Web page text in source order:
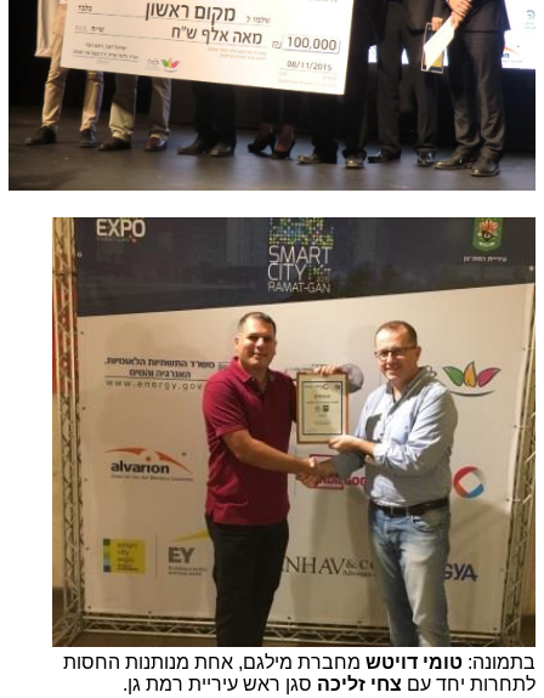
בתמונה: טומי דויטש מחברת מילגם, אחת מנותנות החסות
לתחרות יחד עם צחי זליכה סגן ראש עיריית רמת גן.